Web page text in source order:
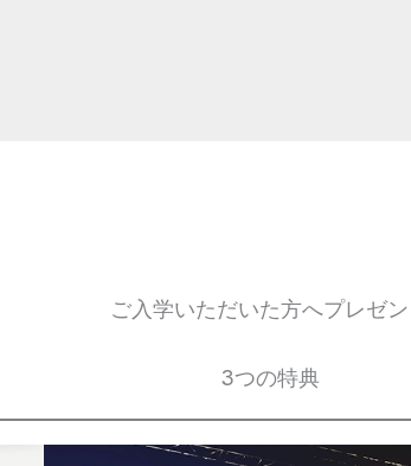
ご入学いただいた方へプレゼン
3つの特典